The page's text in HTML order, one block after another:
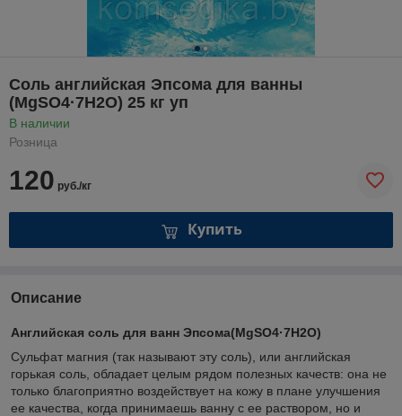
Соль английская Эпсома для ванны
(MgSO4·7H2O) 25 кг уп
В наличии
Розница
120 руб./кг
Купить
Описание
Английская соль для ванн Эпсома(MgSO4·7H2O)
Сульфат магния (так называют эту соль), или английская
горькая соль, обладает целым рядом полезных качеств: она не
только благоприятно воздействует на кожу в плане улучшения
ее качества, когда принимаешь ванну с ее раствором, но и